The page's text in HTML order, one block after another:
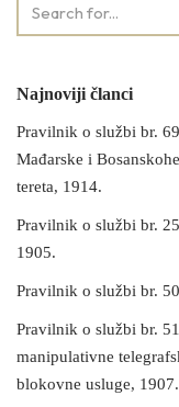
Najnoviji članci
Pravilnik o službi br.
Mađarske i
tereta, 1914.
Pravilnik o službi br.
1905.
Pravilnik o službi br.
Pravilnik o službi br.
manipulativne
blokovne usluge, 1907.